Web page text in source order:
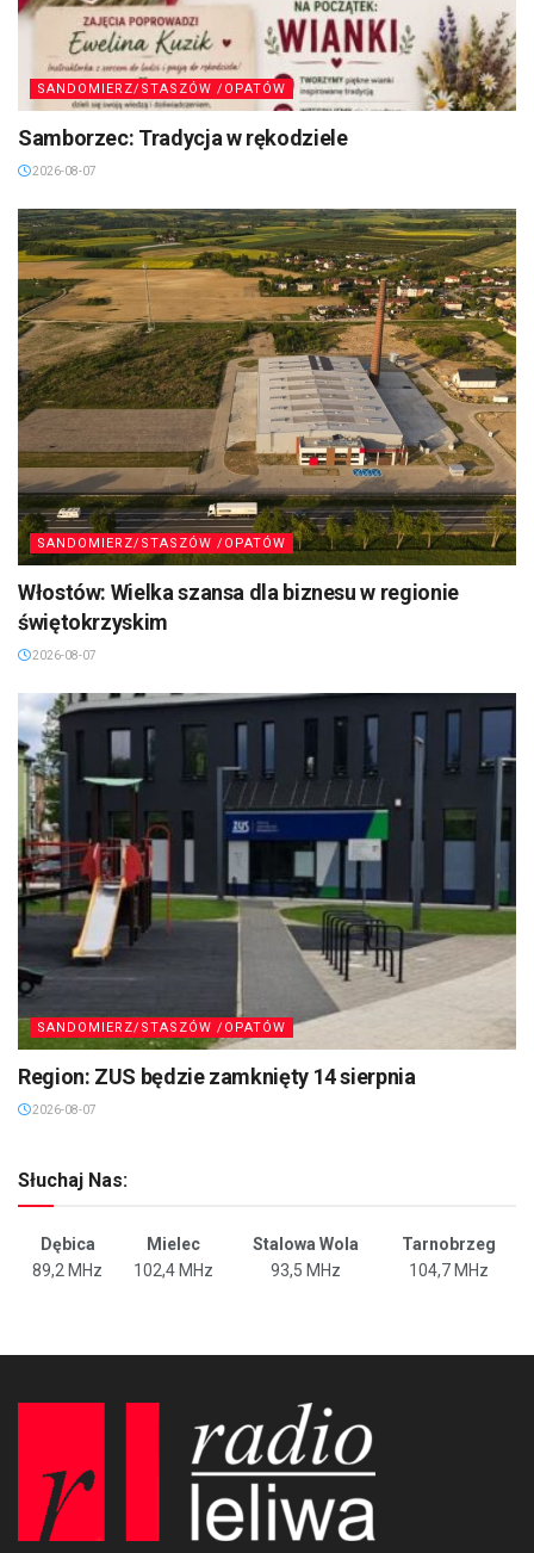
SANDOMIERZ/STASZÓW /OPATÓW
Samborzec: Tradycja w rękodziele
2026-08-07
SANDOMIERZ/STASZÓW /OPATÓW
Włostów: Wielka szansa dla biznesu w regionie
świętokrzyskim
2026-08-07
SANDOMIERZ/STASZÓW /OPATÓW
Region: ZUS będzie zamknięty 14 sierpnia
2026-08-07
Słuchaj Nas:
Dębica Mielec Stalowa Wola
Tarnobrzeg
89,2 MHz
102,4 MHz 93,5 MHz 104,7 MHz